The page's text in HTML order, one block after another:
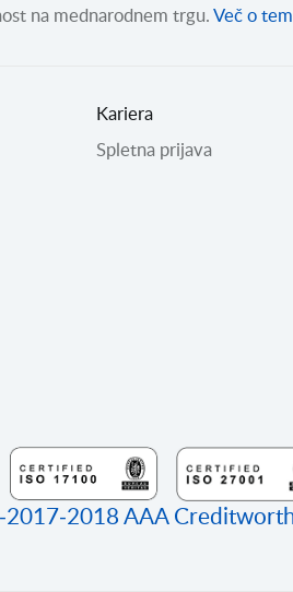
na mednarodnem trgu. Več o tem
Kariera
Spletna prijava